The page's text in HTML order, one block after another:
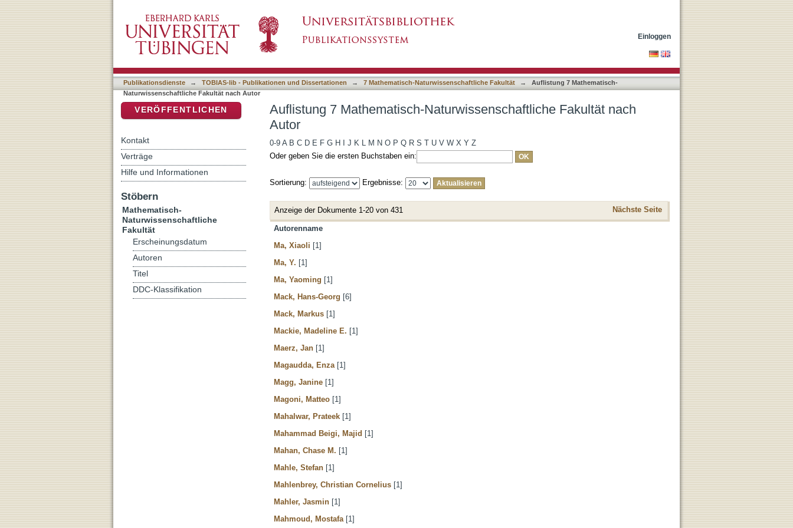
Einloggen
Publikationsdienste → TOBIAS-lib - Publikationen und Dissertationen → 7 Mathematisch-Naturwissenschaftliche Fakultät →
Auflistung 7 Mathematisch-
Naturwissenschaftliche Fakultät nach Autor
Auflistung 7 Mathematisch-Naturwissenschaftliche Fakultät nach
Autor
0-9 A B C D E F G H J K L M N O P Q R S T U V W X Y Z
Oder geben Sie die ersten Buchstaben ein:
Sortierung: Ergebnisse:
Anzeige der Dokumente 1-20 von 431 Nächste Seite
Autorenname
Ma, Xiaoli [1]
Ma, Y. [1]
Ma, Yaoming [1]
Mack, Hans-Georg [6]
Mack, Markus [1]
Mackie, Madeline E. [1]
Maerz, Jan [1]
Magaudda, Enza [1]
Magg, Janine [1]
Magoni, Matteo [1]
Mahalwar, Prateek [1]
Mahammad Beigi, Majid [1]
Mahan, Chase M. [1]
Mahle, Stefan [1]
Mahlenbrey, Christian Cornelius [1]
Mahler, Jasmin [1]
Mahmoud, Mostafa [1]
VERÖFFENTLICHEN
Kontakt
Verträge
Hilfe und Informationen
Stöbern
Mathematisch-
Naturwissenschaftliche
Fakultät
Erscheinungsdatum
Autoren
Titel
DDC-Klassifikation